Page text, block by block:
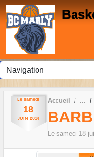
Le samedi
18
JUIN 2016
Accueil
Le samedi 18
Panneau de gestion des